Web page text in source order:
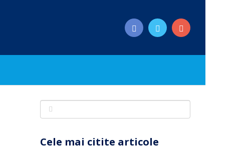
Cele mai citite articole